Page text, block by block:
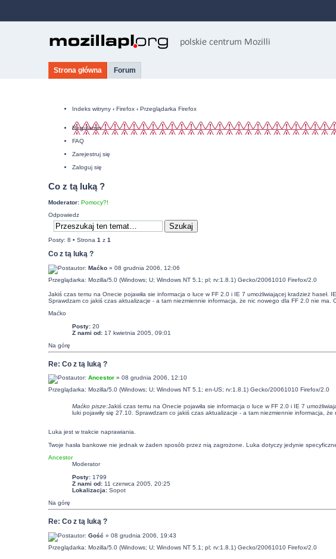
Strona główna Forum
Indeks witryny ‹ Firefox ‹ Przeglądarka Firefox
Regulamin
FAQ
Zarejestruj się
Zaloguj się
Co z tą luką ?
Moderator: Pomocy?!
Odpowiedz
Posty: 8 • Strona 1 z 1
Co z tą luką ?
autor: Maćko» 08 grudnia 2006, 12:06
Przeglądarka: Mozilla/5.0 (Windows; U; Windows NT 5.1; pl; rv:1.8.1) Gecko/20061010 Firefox/2.0
Jakiś czas temu na Onecie pojawiła sie informacja o luce w FF 2.0 i IE 7 umożliwiającej kradzież
Sprawdzam co jakiś czas aktualizacje - a tam niezmiennie informacja, że nic nowego dla FF 2.0 nie ma.
Maćko
Posty:20
Z nami od:17 kwietnia 2005, 09:01
Na górę
Re: Co z tą luką ?
autor: Ancestor» 08 grudnia 2006, 12:10
Przeglądarka: Mozilla/5.0 (Windows; U; Windows NT 5.1; en-US; rv:1.8.1) Gecko/20061010 Firefox/2.0
Maćko pisze:Jakiś czas temu na Onecie pojawiła sie informacja o luce w FF 2.0 i IE 7
luki pojawiły się 27.10. Sprawdzam co jakiś czas aktualizacje - a tam niezmiennie informacja,
Luka jest w trakcie naprawiania.
Twoje hasła bankowe nie jednak w żaden sposób przez nią zagrożone. Luka dotyczy jedynie
Ancestor
Moderator
Posty:1799
Z nami od:11 czerwca 2005, 20:25
Lokalizacja:Sopot
Na górę
Re: Co z tą luką ?
autor: Gość » 08 grudnia 2006, 19:43
Przeglądarka: Mozilla/5.0 (Windows; U; Windows NT 5.1; pl; rv:1.8.1) Gecko/20061010 Firefox/2.0